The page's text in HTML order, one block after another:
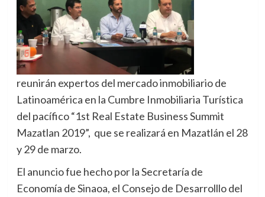
reunirán expertos del mercado inmobiliario de
Latinoamérica en la Cumbre Inmobiliaria Turística
del pacífico “1st Real Estate Business Summit
Mazatlan 2019”, que se realizará en Mazatlán el 28
y 29 de marzo.
El anuncio fue hecho por la Secretaría de
Economía de Sinaoa, el Consejo de Desarrolllo del